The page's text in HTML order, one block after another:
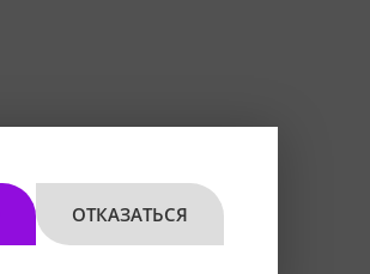
ОТКАЗАТЬСЯ